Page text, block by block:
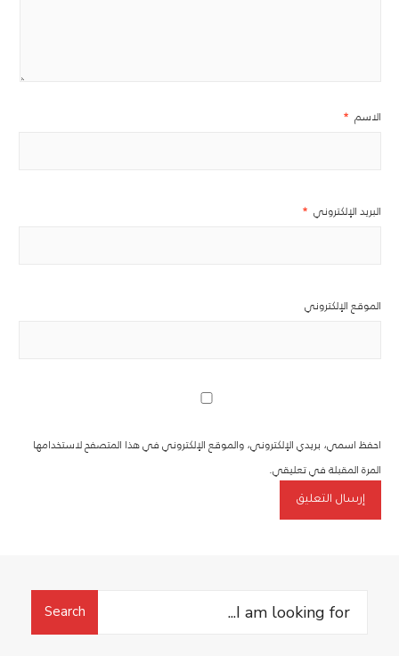
الاسم *
البريد الإلكتروني *
الموقع الإلكتروني
احفظ اسمي، بريدي الإلكتروني، والموقع الإلكتروني في هذا المتصفح لاستخدامها
المرة المقبلة في تعليقي.
Search
Search